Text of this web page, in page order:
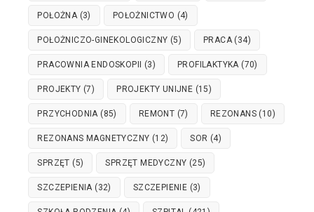
POŁOŻNA(3) POŁOŻNICTWO (4)
POŁOŻNICZO-GINEKOLOGICZNY (5) PRACA(34)
PRACOWNIA ENDOSKOPII (3) PROFILAKTYKA(70)
PROJEKTY (7) PROJEKTY UNIJNE (15)
PRZYCHODNIA(85) REMONT (7) REZONANS (10)
REZONANS MAGNETYCZNY (12) SOR (4)
SPRZĘT (5) SPRZĘT MEDYCZNY (25)
SZCZEPIENIA(32) SZCZEPIENIE (3)